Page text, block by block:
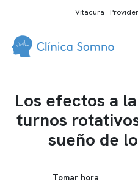
Vitacura ·
Los efectos a
turnos
sueño de
Tomar hora